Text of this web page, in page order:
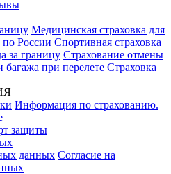
Медицинская страховка для
по России Спортивная страховка
за границу Страхование отмены
багажа при перелете Страховка
Информация по страхованию.
защиты
данных Согласие на